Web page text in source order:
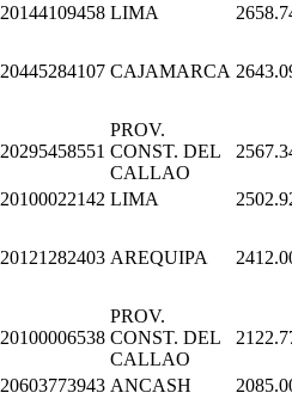
20144109458 LIMA
20445284107 CAJAMARCA
20295458551
PROV.
CONST. DEL
CALLAO
20100022142 LIMA
20121282403 AREQUIPA
20100006538
PROV.
CONST. DEL
CALLAO
20603773943 ANCASH